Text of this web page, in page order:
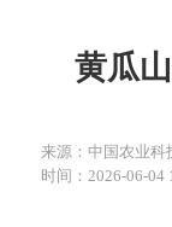
黄瓜
来源：中国农业科
时间：2026-06-04